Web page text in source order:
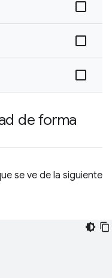
de forma
se ve de la siguiente